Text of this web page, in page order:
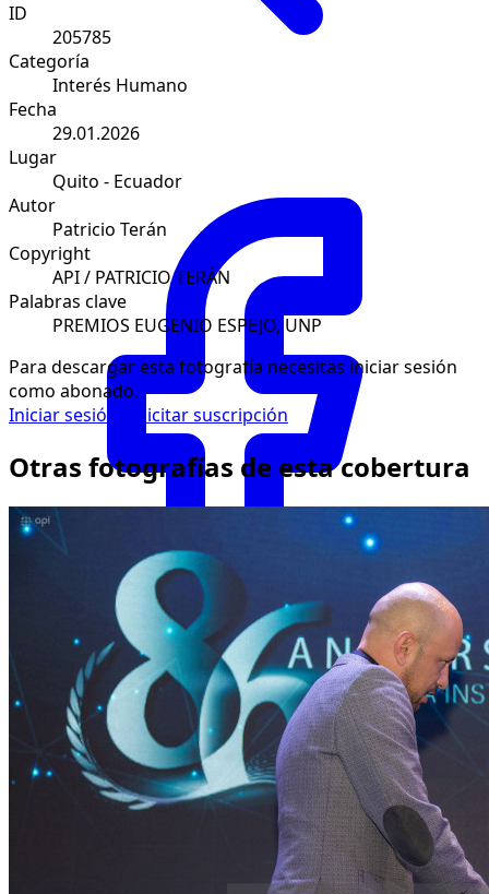
ID
205785
Categoría
Interés Humano
Fecha
29.01.2026
Lugar
Quito - Ecuador
Autor
Patricio Terán
Copyright
API / PATRICIO TERÁN
Palabras clave
PREMIOS EUGENIO ESPEJO, UNP
Para descargar esta fotografía necesitas iniciar sesión
como abonado.
Iniciar sesión
Solicitar suscripción
Otras fotografías de esta cobertura